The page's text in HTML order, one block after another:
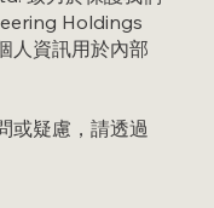
Holdings
人資訊用於內部
或疑慮，請透過